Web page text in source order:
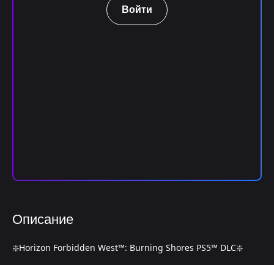
Войти
Описание
❇️Horizon Forbidden West™: Burning Shores PS5™ DLC❇️